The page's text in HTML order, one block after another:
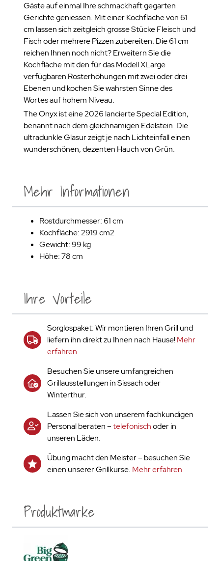
Gäste auf einmal Ihre schmackhaft gegarten
Gerichte geniessen. Mit einer Kochfläche von 61
cm lassen sich zeitgleich grosse Stücke Fleisch und
Fisch oder mehrere Pizzen zubereiten. Die 61 cm
reichen Ihnen noch nicht? Erweitern Sie die
Kochfläche mit den für das Modell XLarge
verfügbaren Rosterhöhungen mit zwei oder drei
Ebenen und kochen Sie wahrsten Sinne des
Wortes auf hohem Niveau.
The Onyx ist eine 2026 lancierte Special Edition,
benannt nach dem gleichnamigen Edelstein. Die
ultradunkle Glasur zeigt je nach Lichteinfall einen
wunderschönen, dezenten Hauch von Grün.
Ihre Vorteile
Sorglospaket: Wir montieren Ihren Grill und
liefern ihn direkt zu Ihnen nach Hause!Mehr
erfahren
Besuchen Sie unsere umfangreichen
Grillausstellungen in Sissach oder
Winterthur.
Lassen Sie sich von unserem fachkundigen
Personal beraten –telefonischoder in
unseren Läden.
Übung macht den Meister – besuchen Sie
einen unserer Grillkurse. Mehr erfahren
Mehr Informationen
Rostdurchmesser: 61 cm
Kochfläche: 2919 cm2
Gewicht: 99 kg
Höhe: 78 cm
Produktmarke